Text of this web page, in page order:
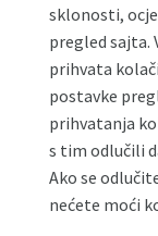
sklonosti,
pregled sajta.
prihvata
postavke
prihvatanja
s tim odlučili
Ako se
nećete moći